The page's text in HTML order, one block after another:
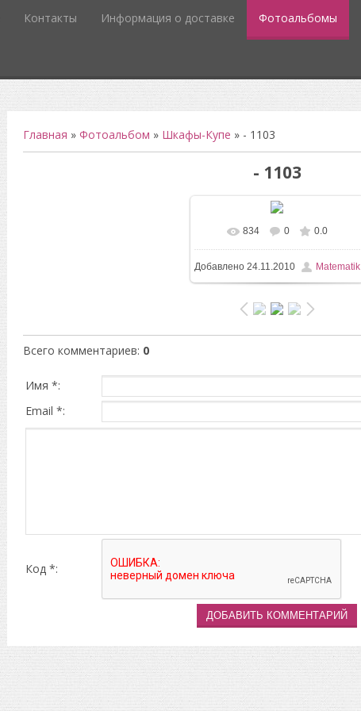
Контакты Информация о доставке Фотоальбомы
Главная » Фотоальбом » Шкафы-Купе » - 1103
- 1103
В реальном размере
1280x960/ 182.8Kb
834 0 0.0
Добавлено24.11.2010 Matematik
Всего комментариев: 0
Имя *:
Email *:
Код *: